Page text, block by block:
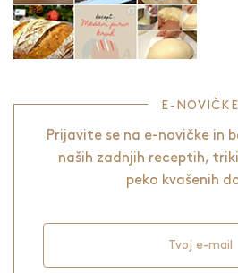
E-NOVIČKE
Prijavite se na e-novičke in
naših zadnjih receptih,
peko kvašenih
Tvoj e-mail